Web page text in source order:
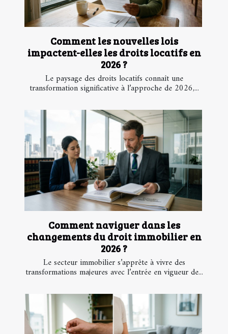
Comment les nouvelles lois
impactent-elles les droits locatifs en
2026 ?
Le paysage des droits locatifs connaît une
transformation significative à l’approche de 2026,...
Comment naviguer dans les
changements du droit immobilier en
2026 ?
Le secteur immobilier s’apprête à vivre des
transformations majeures avec l’entrée en vigueur de...